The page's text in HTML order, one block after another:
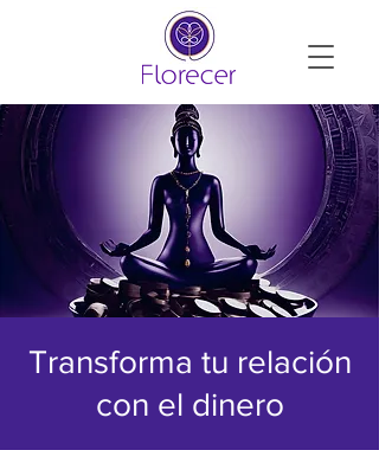
Transforma tu relación
con el dinero